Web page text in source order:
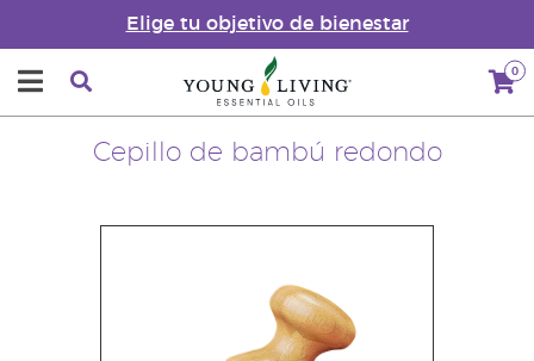
Elige tu objetivo de bienestar
0
Cepillo de bambú redondo